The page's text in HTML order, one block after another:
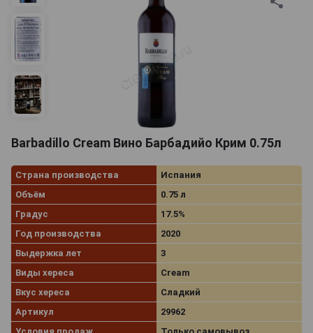
Barbadillo Cream Вино Барбадийо Крим 0.75л
Страна производства
Испания
Объём
0.75 л
Градус
17.5%
Год производства
2020
Выдержка лет
3
Виды хереса
Cream
Вкус хереса
Сладкий
Артикул
29962